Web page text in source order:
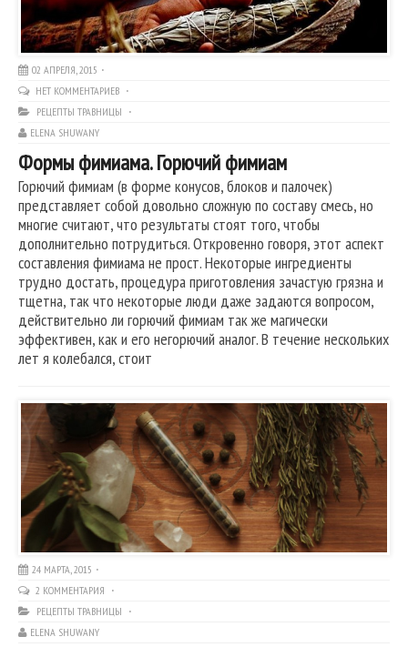
02 АПРЕЛЯ, 2015
НЕТ КОММЕНТАРИЕВ
РЕЦЕПТЫ ТРАВНИЦЫ
ELENA SHUWANY
Формы фимиама. Горючий фимиам
Горючий фимиам (в форме конусов, блоков и палочек)
представляет собой довольно сложную по составу смесь, но
многие считают, что результаты стоят того, чтобы
дополнительно потрудиться. Откровенно говоря, этот аспект
составления фимиама не прост. Некоторые ингредиенты
трудно достать, процедура приготовления зачастую грязна и
тщетна, так что некоторые люди даже задаются вопросом,
действительно ли горючий фимиам так же магически
эффективен, как и его негорючий аналог. В течение нескольких
лет я колебался, стоит
24 МАРТА, 2015
2 КОММЕНТАРИЯ
РЕЦЕПТЫ ТРАВНИЦЫ
ELENA SHUWANY